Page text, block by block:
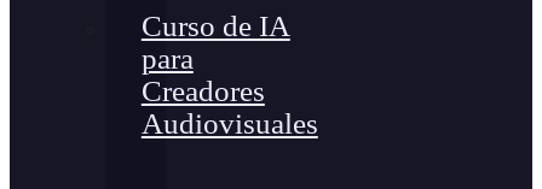
Curso de IA
para
Creadores
Audiovisuales